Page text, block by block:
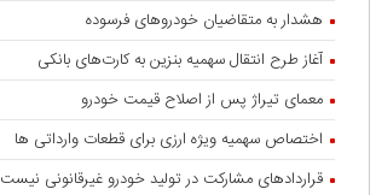
هشدار به متقاضیان خودروهای فرسوده
آغاز طرح انتقال سهمیه بنزین به کارت‌های بانکی
معمای تیراژ پس از اصلاح قیمت خودرو
اختصاص سهمیه ویژه ارزی برای قطعات وارداتی ها
قراردادهای مشارکت در تولید خودرو غیرقانونی نیست